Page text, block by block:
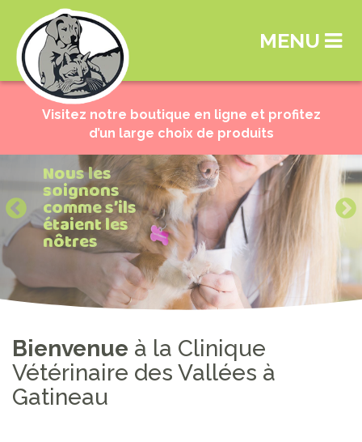
MENU
Visitez notre boutique en ligne et profitez
d’un large choix de produits
Vos
animaux
nous
tiennent à
cœur !
Nous les
soignons
comme s’ils
étaient les
nôtres
Des soins
attentionnés
pour des
animaux en
santé !
Bienvenue à la Clinique
Vétérinaire des Vallées à
Gatineau